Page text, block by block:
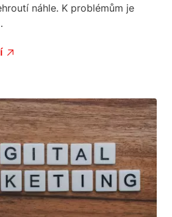
náhle. K problémům je